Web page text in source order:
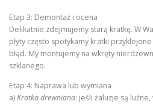
Etap 3: Demontaż i ocena
Delikatnie zdejmujemy starą kratkę. W
płyty często spotykamy kratki
błąd. My montujemy na wkręty
szklanego.
Etap 4: Naprawa lub wymiana
a)Kratka drewniana: jeśli żaluzje są